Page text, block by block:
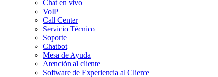
Chat en vivo
VoIP
Call Center
Servicio Técnico
Soporte
Chatbot
Mesa de Ayuda
Atención al cliente
Software de Experiencia al Cliente